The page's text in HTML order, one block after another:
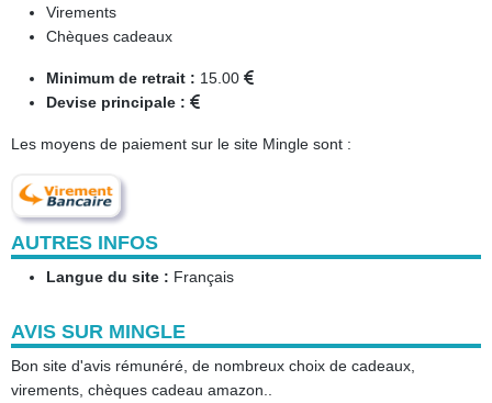
Virements
Chèques cadeaux
Minimum de retrait : 15.00
Devise principale :
Les moyens de paiement sur le site Mingle sont :
AUTRES INFOS
Langue du site : Français
AVIS SUR MINGLE
Bon site d'avis rémunéré, de nombreux choix de cadeaux,
virements, chèques cadeau amazon..